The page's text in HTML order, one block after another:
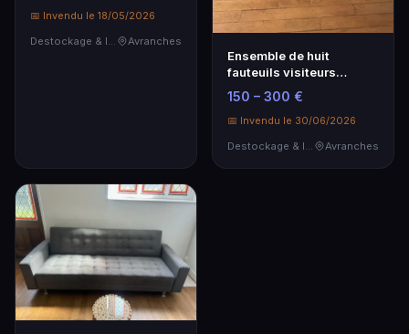
📅 Invendu le 18/05/2026
Avranches
Ensemble de huit
fauteuils visiteurs
monocoques en PVC à
piè…
150 – 300 €
📅 Invendu le 30/06/2026
Destockage & Invendus
Avranches